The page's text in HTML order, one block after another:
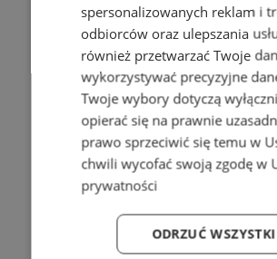
spersonalizowanych reklam i
odbiorców oraz ulepszania
również przetwarzać Twoje
wykorzystywać precyzyjne
Twoje wybory dotyczą
opierać się na prawnie
prawo sprzeciwić się temu w
chwili wycofać swoją zgodę w
prywatności
ODRZUĆ